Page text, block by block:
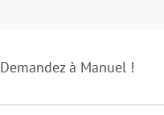
Demandez à Manuel !